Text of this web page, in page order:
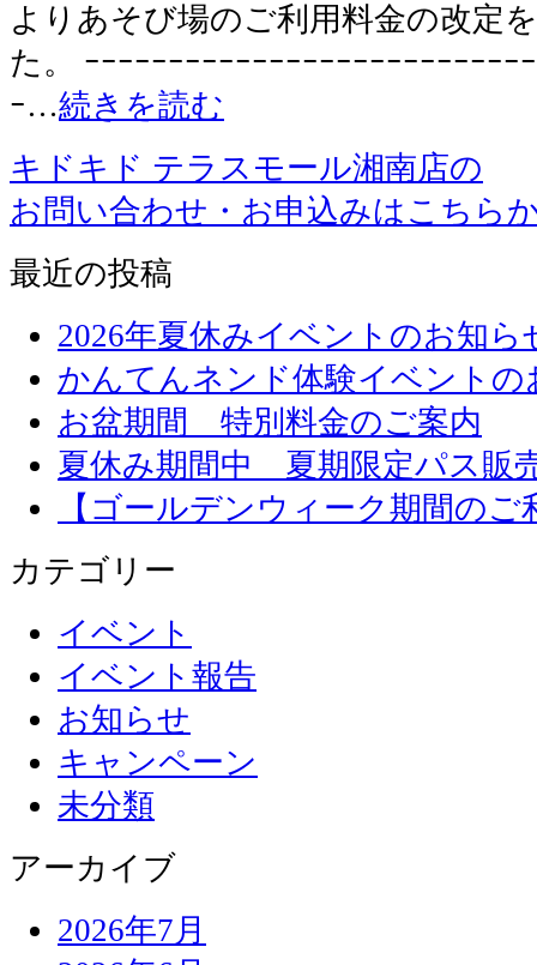
よりあそび場のご利用料金の改定
た。 ｰｰｰｰｰｰｰｰｰｰｰｰｰｰｰｰｰｰｰｰｰｰｰｰｰｰ
ｰ…続きを読む
キドキド テラスモール湘南店の
お問い合わせ・お申込みはこちら
最近の投稿
2026年夏休みイベントのお知
かんてんネンド体験イベント
お盆期間 特別料金のご案内
夏休み期間中 夏期限定パス販
【ゴールデンウィーク期間の
カテゴリー
イベント
イベント報告
お知らせ
キャンペーン
未分類
アーカイブ
2026年7月